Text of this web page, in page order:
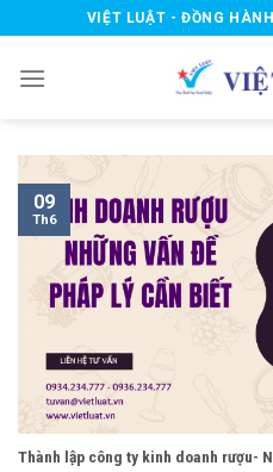
to
content
VIỆT LUẬT - ĐỒNG
Thành lập công ty kinh doanh rượu-
09
Th6